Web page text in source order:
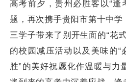
高考前夕，贵州必胜客以“逢
题，再次携手贵阳市第十中
三学子带来了别开生面的“花
的校园减压活动以及美味的“
胜”的美好祝愿化作温暖与力